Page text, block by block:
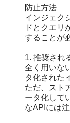
防止方法
インジェク
ドとクエリ
することが
1. 推奨され
全く用いな
タ化された
ただ、スト
ータ化して
なAPIには